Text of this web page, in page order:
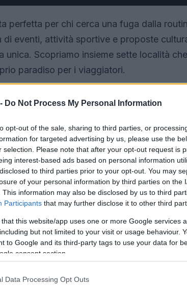
Do Not Process My Personal Information
opt-out of the sale, sharing to third parties, or
for targeted advertising by us, please use the
selection. Please note that after your opt-out request is
interest-based ads based on personal information
to third parties prior to your opt-out. You may
of your personal information by third parties on the
This information may also be disclosed by us to third
Participants that may further disclose it to other third
that this website/app uses one or more Google services
but not limited to your visit or usage behaviour.
to Google and its third-party tags to use your data for
consent section.
Data Processing Opt Outs
perfetta per chi cerca una fuga dalla
eventi, attività sportive e proposte
unica. Scopriamo insieme sette località che
paradiso per i viaggiatori.